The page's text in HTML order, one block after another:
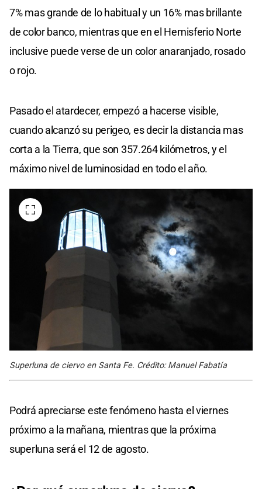
7% mas grande de lo habitual y un 16% mas brillante
de color banco, mientras que en el Hemisferio Norte
inclusive puede verse de un color anaranjado, rosado
o rojo.
Pasado el atardecer, empezó a hacerse visible,
cuando alcanzó su perigeo, es decir la distancia mas
corta a la Tierra, que son 357.264 kilómetros, y el
máximo nivel de luminosidad en todo el año.
Superluna de ciervo en Santa Fe. Crédito: Manuel Fabatía
Podrá apreciarse este fenómeno hasta el viernes
próximo a la mañana, mientras que la próxima
superluna será el 12 de agosto.